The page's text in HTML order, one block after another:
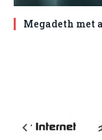
Megadeth met